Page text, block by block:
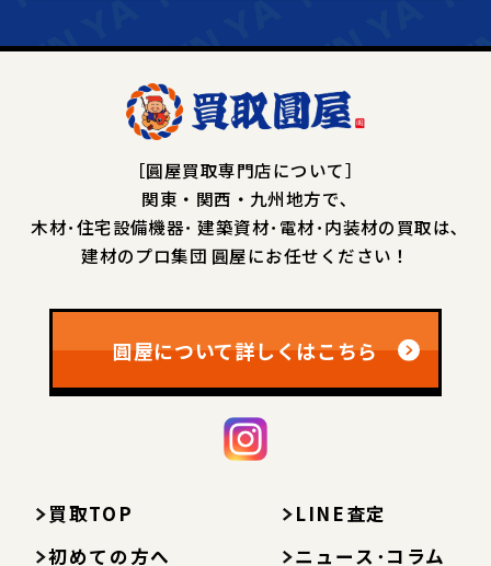
［圓屋買取専門店について］
関東・関西・九州地方で､
木材･住宅設備機器･ 建築資材･電材･内装材の買取は､
建材のプロ集団 圓屋にお任せください！
圓屋について詳しくはこちら
買取TOP
初めての方へ
LINE査定
ニュース･コラム